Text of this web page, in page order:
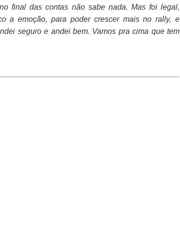
final das contas não sabe nada. Mas foi legal,
a emoção, para poder crescer mais no rally, e
seguro e andei bem. Vamos pra cima que tem